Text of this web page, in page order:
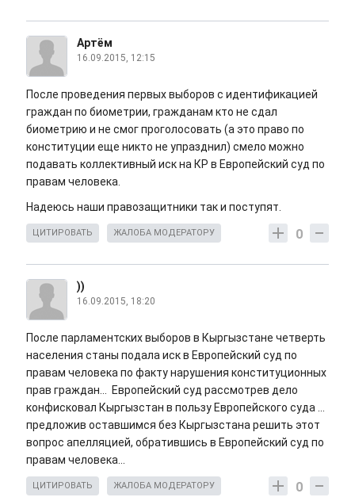
Артём
16.09.2015, 12:15
После проведения первых выборов с идентификацией
граждан по биометрии, гражданам кто не сдал
биометрию и не смог проголосовать (а это право по
конституции еще никто не упразднил) смело можно
подавать коллективный иск на КР в Европейский суд по
правам человека.
Надеюсь наши правозащитники так и поступят.
0
ЦИТИРОВАТЬ ЖАЛОБА МОДЕРАТОРУ
))
16.09.2015, 18:20
После парламентских выборов в Кыргызстане четверть
населения станы подала иск в Европейский суд по
правам человека по факту нарушения конституционных
прав граждан... Европейский суд рассмотрев дело
конфисковал Кыргызстан в пользу Европейского суда ...
предложив оставшимся без Кыргызстана решить этот
вопрос апелляцией, обратившись в Европейский суд по
правам человека...
0
ЦИТИРОВАТЬ ЖАЛОБА МОДЕРАТОРУ